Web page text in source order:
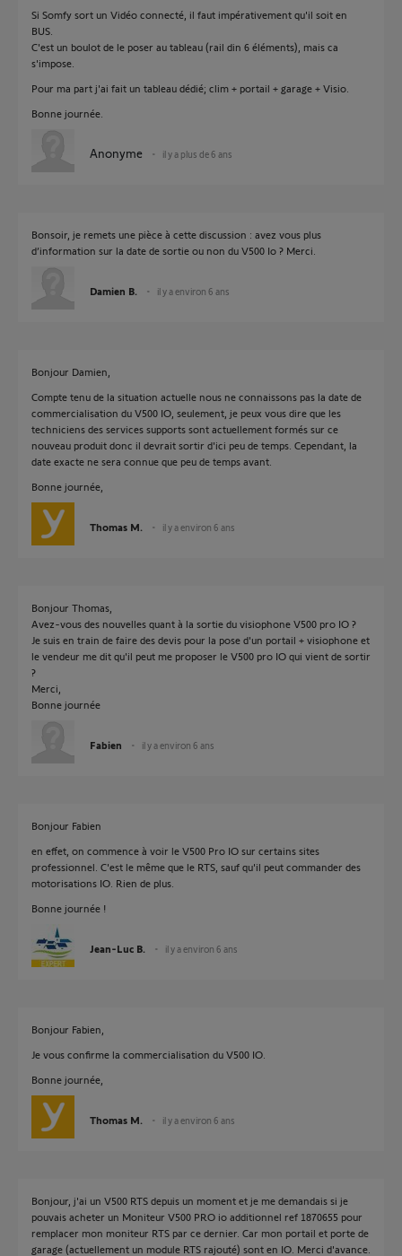
Si Somfy sort un Vidéo connecté, il faut impérativement qu'il soit en
BUS.
C'est un boulot de le poser au tableau (rail din 6 éléments), mais ca
s'impose.
Pour ma part j'ai fait un tableau dédié; clim + portail + garage + Visio.
Bonne journée.
Anonyme il y a plus de 6 ans
Bonsoir, je remets une pièce à cette discussion : avez vous plus
d’information sur la date de sortie ou non du V500 Io ? Merci.
Damien B. il y a environ 6 ans
Bonjour Damien,
Compte tenu de la situation actuelle nous ne connaissons pas la date de
commercialisation du V500 IO, seulement, je peux vous dire que les
techniciens des services supports sont actuellement formés sur ce
nouveau produit donc il devrait sortir d'ici peu de temps. Cependant, la
date exacte ne sera connue que peu de temps avant.
Bonne journée,
Thomas M. il y a environ 6 ans
Bonjour Thomas,
Avez-vous des nouvelles quant à la sortie du visiophone V500 pro IO ?
Je suis en train de faire des devis pour la pose d'un portail + visiophone et
le vendeur me dit qu'il peut me proposer le V500 pro IO qui vient de sortir
?
Merci,
Bonne journée
Fabien il y a environ 6 ans
Bonjour Fabien
en effet, on commence à voir le V500 Pro IO sur certains sites
professionnel. C'est le même que le RTS, sauf qu'il peut commander des
motorisations IO. Rien de plus.
Bonne journée !
Jean-Luc B. il y a environ 6 ans
Bonjour Fabien,
Je vous confirme la commercialisation du V500 IO.
Bonne journée,
Thomas M. il y a environ 6 ans
Bonjour, j'ai un V500 RTS depuis un moment et je me demandais si je
pouvais acheter un Moniteur V500 PRO io additionnel ref 1870655 pour
remplacer mon moniteur RTS par ce dernier. Car mon portail et porte de
garage (actuellement un module RTS rajouté) sont en IO. Merci d'avance.